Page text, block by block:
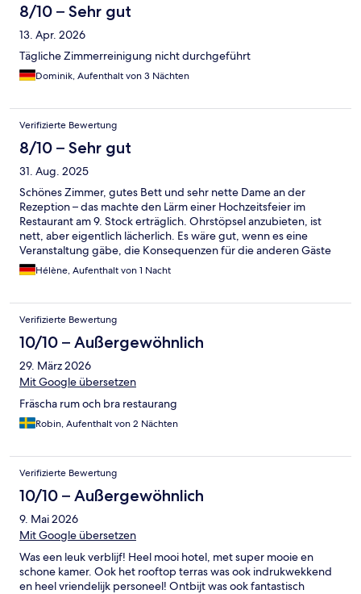
8/10 – Sehr gut
13. Apr. 2026
Tägliche Zimmerreinigung nicht durchgeführt
Dominik, Aufenthalt von 3 Nächten
Verifizierte Bewertung
8/10 – Sehr gut
31. Aug. 2025
Schönes Zimmer, gutes Bett und sehr nette Dame an der
Rezeption – das machte den Lärm einer Hochzeitsfeier im
Restaurant am 9. Stock erträglich. Ohrstöpsel anzubieten, ist
nett, aber eigentlich lächerlich. Es wäre gut, wenn es eine
Veranstaltung gäbe, die Konsequenzen für die anderen Gäste
besser in Betracht zu ziehen . Also sollte die Musik weniger laut
sein.
Hélène, Aufenthalt von 1 Nacht
Verifizierte Bewertung
10/10 – Außergewöhnlich
29. März 2026
Mit Google übersetzen
Fräscha rum och bra restaurang
Robin, Aufenthalt von 2 Nächten
Verifizierte Bewertung
10/10 – Außergewöhnlich
9. Mai 2026
Mit Google übersetzen
Was een leuk verblijf! Heel mooi hotel, met super mooie en
schone kamer. Ook het rooftop terras was ook indrukwekkend
en heel vriendelijk personeel! Ontbijt was ook fantastisch